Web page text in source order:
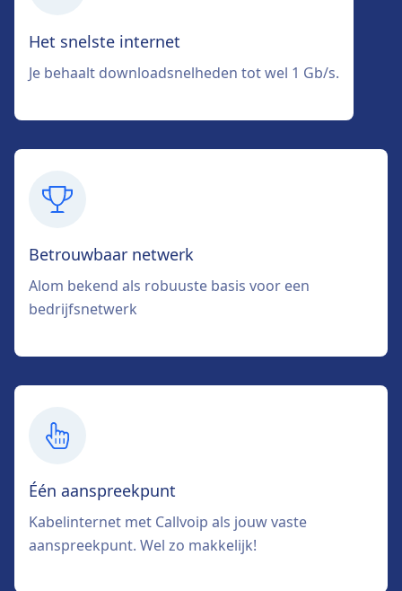
Het snelste internet
Je behaalt downloadsnelheden tot wel 1 Gb/s.
Betrouwbaar netwerk
Alom bekend als robuuste basis voor een
bedrijfsnetwerk
Één aanspreekpunt
Kabelinternet met Callvoip als jouw vaste
aanspreekpunt. Wel zo makkelijk!